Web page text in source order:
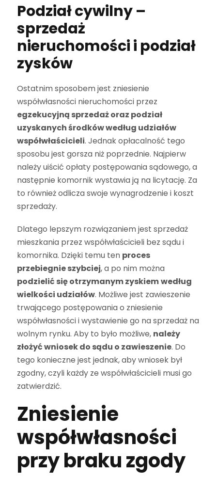
Podział cywilny –
sprzedaż
nieruchomości i podział
zysków
Ostatnim sposobem jest zniesienie
współwłasności nieruchomości przez
egzekucyjną sprzedaż oraz podział
uzyskanych środków według udziałów
współwłaścicieli. Jednak opłacalność tego
sposobu jest gorsza niż poprzednie. Najpierw
należy uiścić opłaty postępowania sądowego, a
następnie komornik wystawia ją na licytację. Za
to również odlicza swoje wynagrodzenie i koszt
sprzedaży.
Dlatego lepszym rozwiązaniem jest sprzedaż
mieszkania przez współwłaścicieli bez sądu i
komornika. Dzięki temu ten proces
przebiegnie szybciej, a po nim można
podzielić się otrzymanym zyskiemwedług
wielkości udziałów. Możliwe jest zawieszenie
trwającego postępowania o zniesienie
współwłasności i wystawienie go na sprzedaż na
wolnym rynku. Aby to było możliwe, należy
złożyć wniosek do sądu o zawieszenie. Do
tego konieczne jest jednak, aby wniosek był
zgodny, czyli każdy ze współwłaścicieli musi go
zatwierdzić.
Zniesienie
współwłasności
przy braku zgody